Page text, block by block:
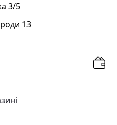
3/5
13